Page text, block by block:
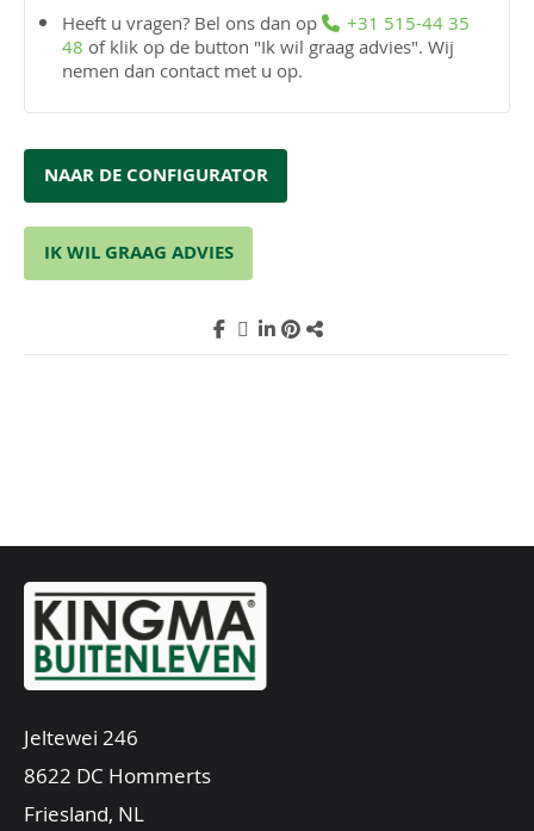
Heeft u vragen? Bel ons dan op
+31 515-44 35
48 of klik op de button "Ik wil graag advies". Wij
nemen dan contact met u op.
NAAR DE CONFIGURATOR
IK WIL GRAAG ADVIES
Jeltewei 246
8622 DC Hommerts
Friesland, NL